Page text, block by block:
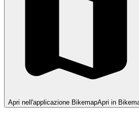
Apri nell'applicazione BikemapApri in